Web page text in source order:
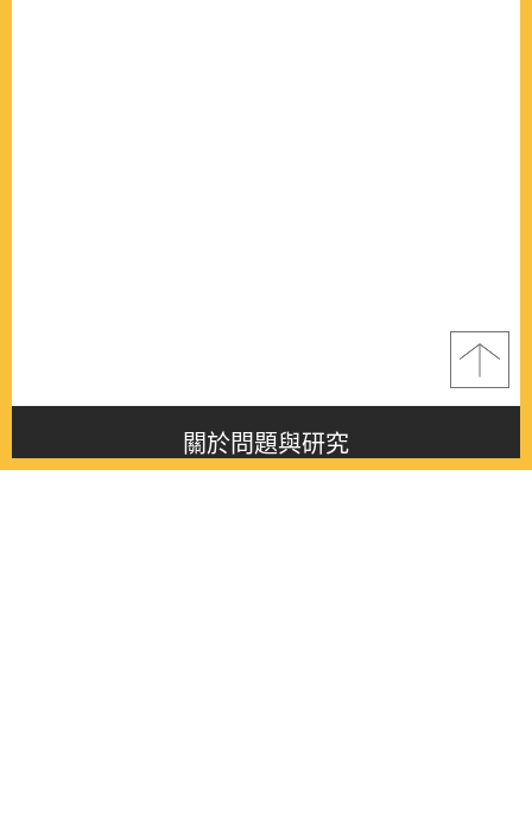
關於問題與研究
About this journal